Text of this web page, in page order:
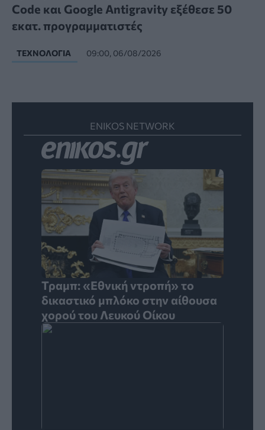
Code και Google Antigravity εξέθεσε 50
εκατ. προγραμματιστές
ΤΕΧΝΟΛΟΓΊΑ 09:00, 06/08/2026
ENIKOS NETWORK
Τραμπ: «Εθνική ντροπή» το
δικαστικό μπλόκο στην αίθουσα
χορού του Λευκού Οίκου